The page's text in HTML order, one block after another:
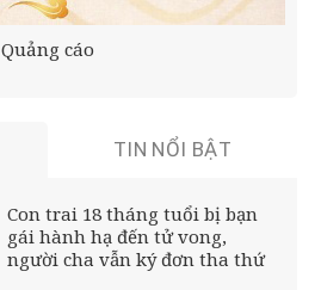
Quảng cáo
TIN NỔI BẬT
Con trai 18 tháng tuổi bị bạn
gái hành hạ đến tử vong,
người cha vẫn ký đơn tha thứ